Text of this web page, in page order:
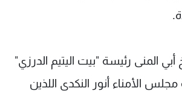
المنى رئيسة "بيت اليتيم الدرزي"
الأمناء أنور النكدي اللذين